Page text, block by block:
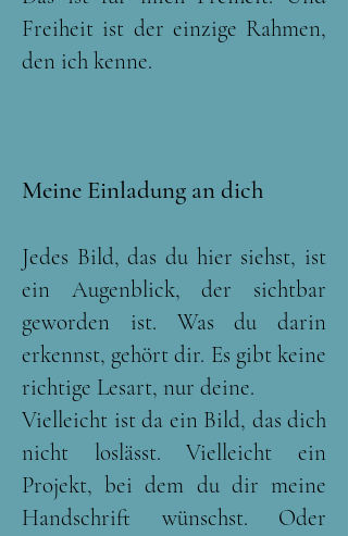
Freiheit ist der einzige Rahmen,
den ich kenne.
Meine Einladung an dich
Jedes Bild, das du hier siehst, ist
ein Augenblick, der sichtbar
geworden ist. Was du darin
erkennst, gehört dir. Es gibt keine
richtige Lesart, nur deine.
Vielleicht ist da ein Bild, das dich
nicht loslässt. Vielleicht ein
Projekt, bei dem du dir meine
Handschrift wünschst. Oder